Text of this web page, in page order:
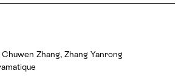
Chuwen Zhang, Zhang Yanrong